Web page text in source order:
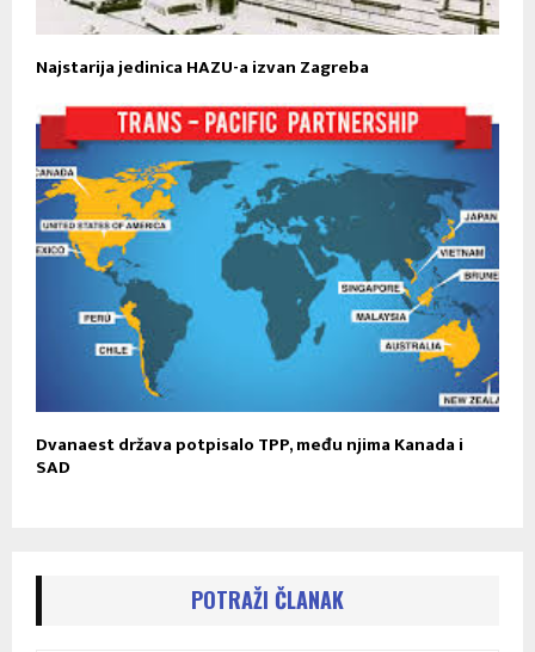
Najstarija jedinica HAZU-a izvan Zagreba
Dvanaest država potpisalo TPP, među njima Kanada i
SAD
POTRAŽI ČLANAK